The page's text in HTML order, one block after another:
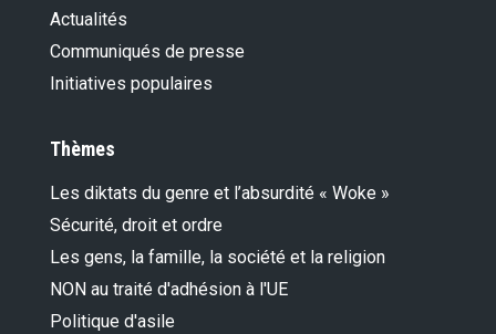
Actualités
Communiqués de presse
Initiatives populaires
Thèmes
Les diktats du genre et l’absurdité « Woke »
Sécurité, droit et ordre
Les gens, la famille, la société et la religion
NON au traité d'adhésion à l'UE
Politique d'asile